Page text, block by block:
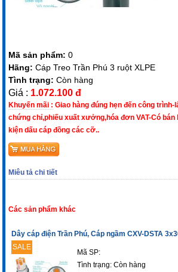
Mã sản phẩm:0
Hãng:Cáp Treo Trần Phú 3 ruột XLPE
Tình trạng:Còn hàng
Giá : 1.072.100 đ
Khuyến mãi : Giao hàng đúng hẹn đến công
chứng chỉ,phiếu xuất xưởng,hóa đơn VAT-Có bán
kiện dấu cáp đồng các cỡ..
Miêu tả chi tiết
Các sản phẩm khác
Dây cáp điện Trần Phú, Cáp ngầm CXV-DSTA
SALE
Mã SP:
Tình trạng:Còn hàng